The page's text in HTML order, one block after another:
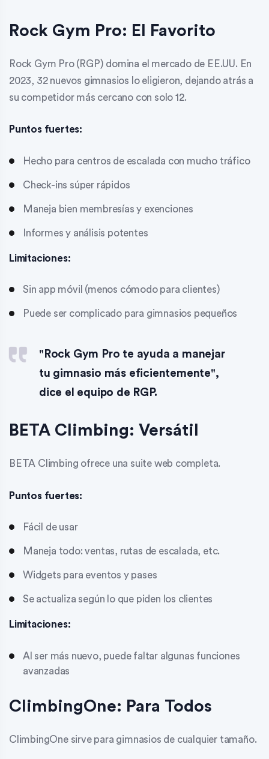
Rock Gym Pro: El Favorito
Rock Gym Pro (RGP) domina el mercado de EE.UU. En
2023, 32 nuevos gimnasios lo eligieron, dejando atrás a
su competidor más cercano con solo 12.
Puntos fuertes:
Hecho para centros de escalada con mucho tráfico
Check-ins súper rápidos
Maneja bien membresías y exenciones
Informes y análisis potentes
Limitaciones:
Sin app móvil (menos cómodo para clientes)
Puede ser complicado para gimnasios pequeños
"Rock Gym Pro te ayuda a manejar
tu gimnasio más eficientemente",
dice el equipo de RGP.
BETA Climbing: Versátil
BETA Climbing ofrece una suite web completa.
Puntos fuertes:
Fácil de usar
Maneja todo: ventas, rutas de escalada, etc.
Widgets para eventos y pases
Se actualiza según lo que piden los clientes
Limitaciones:
Al ser más nuevo, puede faltar algunas funciones
avanzadas
ClimbingOne: Para Todos
ClimbingOne sirve para gimnasios de cualquier tamaño.